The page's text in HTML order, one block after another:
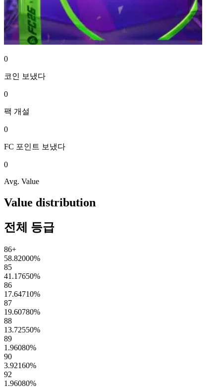
0
코인 보냈다
0
팩 개설
0
FC 포인트 보냈다
0
Avg. Value
Value distribution
전체 등급
86+
58.82000%
85
41.17650%
86
17.64710%
87
19.60780%
88
13.72550%
89
1.96080%
90
3.92160%
92
1.96080%